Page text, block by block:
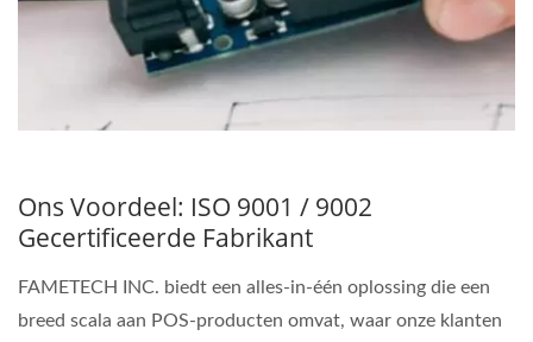
Ons Voordeel: ISO 9001 / 9002
Gecertificeerde Fabrikant
FAMETECH INC. biedt een alles-in-één oplossing die een
breed scala aan POS-producten omvat, waar onze klanten